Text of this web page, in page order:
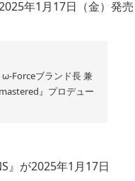
Forceブランド長 兼
』プロデュー
』が2025年1月17日